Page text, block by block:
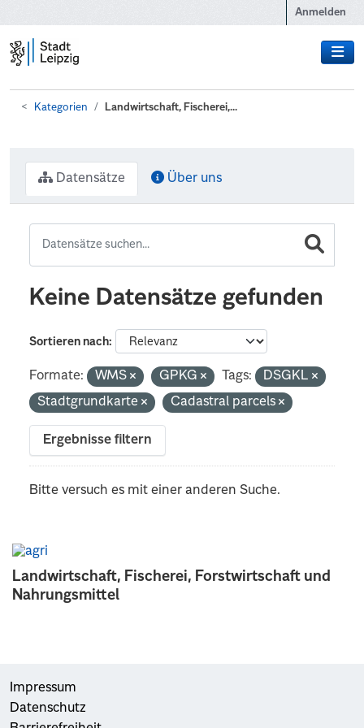
Anmelden
Kategorien Landwirtschaft, Fischerei,...
Landwirtschaft, Fischerei, Forstwirtschaft und
Nahrungsmittel
Datensätze Über uns
Keine Datensätze gefunden
Sortieren nach
Formate: WMS GPKG Tags:
DSGKL
Stadtgrundkarte
Cadastral parcels
Ergebnisse filtern
Bitte versuch es mit einer anderen Suche.
Impressum
Datenschutz